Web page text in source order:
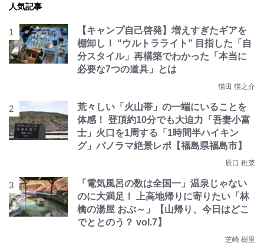
人気記事
【キャンプ自己啓発】増えすぎたギアを
棚卸し！ “ウルトラライト” 目指した「自
分スタイル」再構築でわかった「本当に
必要な7つの道具」とは
猫田 猫之介
荒々しい「火山帯」の一端にいることを
体感！ 登頂約10分でも大迫力「吾妻小富
士」火口を1周する「1時間半ハイキン
グ」パノラマ絶景レポ【福島県福島市】
辰口 稚菜
「電気風呂の数は全国一」温泉じゃない
のに大満足！ 上高地帰りに寄りたい「林
檎の湯屋 おぶ～」【山帰り、今日はどこ
でととのう？ vol.7】
芝崎 樹里